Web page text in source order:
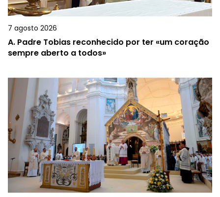
7 agosto 2026
A. Padre Tobias reconhecido por ter «um coração
sempre aberto a todos»